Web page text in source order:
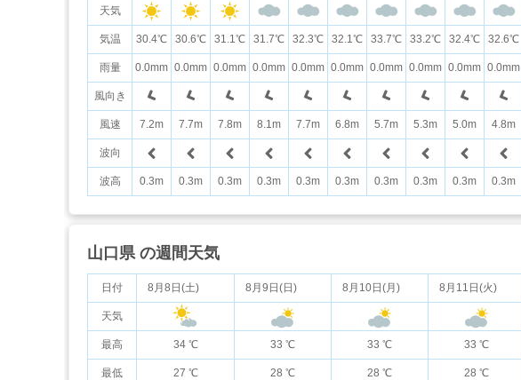
天気
気温
雨量
風向き
風速
波向
波高
30.4℃ 30.6℃ 31.1℃ 31.7℃ 32.3℃ 32.1℃ 33.7℃ 33.2℃ 32.4℃ 32.6℃
0.0mm 0.0mm 0.0mm 0.0mm 0.0mm 0.0mm 0.0mm 0.0mm 0.0mm 0.0mm
7.2m 7.7m 7.8m 8.1m 7.7m 6.8m 5.7m 5.3m 5.0m 4.8m
0.3m 0.3m 0.3m 0.3m 0.3m 0.3m 0.3m 0.3m 0.3m 0.3m
山口県 の週間天気
日付
天気
最高
最低
8月8日(土) 8月9日(日) 8月10日(月) 8月11日(火)
34 ℃ 33 ℃ 33 ℃ 33 ℃
27 ℃ 28 ℃ 28 ℃ 28 ℃